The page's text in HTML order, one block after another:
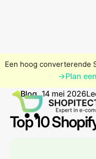
Een hoog converterende
→Plan
Blog 14 mei 2026
Top 10